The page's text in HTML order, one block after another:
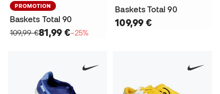
PROMOTION
Baskets Total 90
109,99 €81,99 €−25%
Baskets Total 90
109,99 €